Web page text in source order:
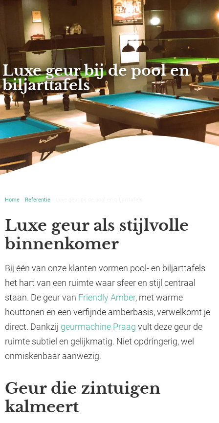
Luxe geur bij de pool en
biljarttafels
Home Referentie
Luxe geur als stijlvolle
binnenkomer
Bij één van onze klanten vormen pool- en biljarttafels
het hart van een ruimte waar sfeer en stijl centraal
staan. De geur van Friendly Amber, met warme
houttonen en een verfijnde amberbasis, verwelkomt je
direct. Dankzij geurmachine Praag vult deze geur de
ruimte subtiel en gelijkmatig. Niet opdringerig, wel
onmiskenbaar aanwezig.
Geur die zintuigen
kalmeert